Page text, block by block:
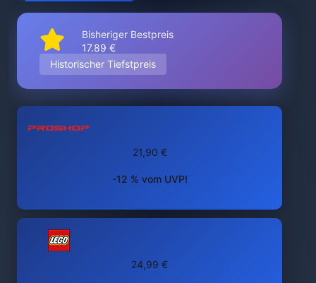
Bisheriger Bestpreis
17.89 €
Historischer Tiefstpreis
21,90 €
-12 % vom UVP!
24,99 €